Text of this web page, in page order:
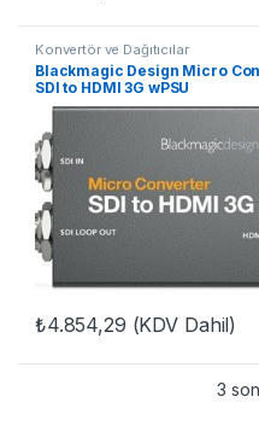
Konvertör ve Dağıtıcılar
Blackmagic Design Micro
SDI to HDMI 3G wPSU
₺4.854,29 (KDV Dahil)
3